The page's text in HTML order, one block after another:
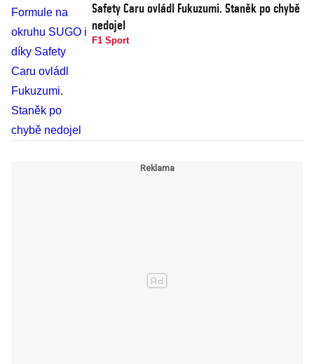
Safety Caru ovládl Fukuzumi. Staněk po chybě
nedojel
F1 Sport